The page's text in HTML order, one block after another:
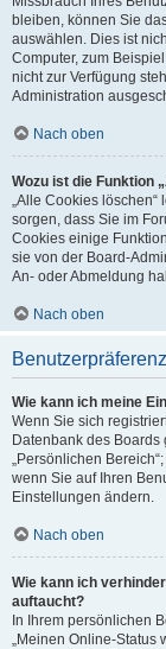
bleiben, können Sie
auswählen. Dies ist
Computer, zum
nicht zur Verfügung
Administration
Nach oben
Wozu ist die Funktion
„Alle Cookies
sorgen, dass Sie im
Cookies einige
sie von der Board-
An- oder Abmeldung
Nach oben
Wie kann ich meine
Wenn Sie sich
Datenbank des
„Persönlichen
wenn Sie auf Ihren
Einstellungen ändern.
Nach oben
Wie kann ich
auftaucht?
In Ihrem persönlichen
„Meinen Online-Status